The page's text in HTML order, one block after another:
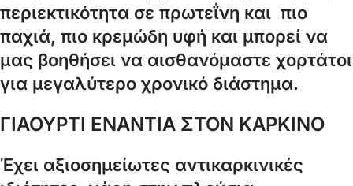
περιεκτικότητα σε πρωτεΐνη και πιο
παχιά, πιο κρεμώδη υφή και μπορεί να
μας βοηθήσει να αισθανόμαστε χορτάτοι
για μεγαλύτερο χρονικό διάστημα.
ΓΙΑΟΥΡΤΙ ΕΝΑΝΤΙΑ ΣΤΟΝ ΚΑΡΚΙΝΟ
Έχει αξιοσημείωτες αντικαρκινικές